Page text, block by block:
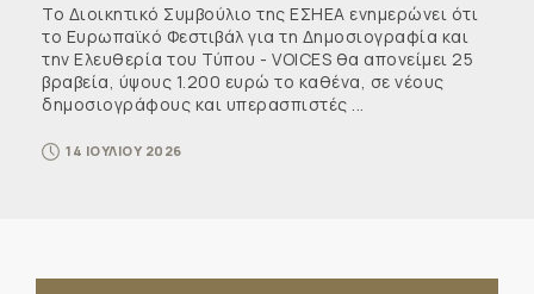
Το Διοικητικό Συμβούλιο της ΕΣΗΕΑ ενημερώνει ότι
το Ευρωπαϊκό Φεστιβάλ για τη Δημοσιογραφία και
την Ελευθερία του Τύπου - VOICES θα απονείμει 25
βραβεία, ύψους 1.200 ευρώ το καθένα, σε νέους
δημοσιογράφους και υπερασπιστές ...
14 ΙΟΥΛΙΟΥ 2026